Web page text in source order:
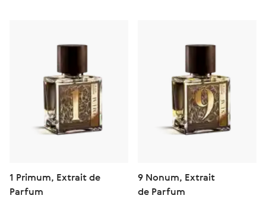
1 Primum, Extrait de
Parfum
9 Nonum, Extrait
de Parfum